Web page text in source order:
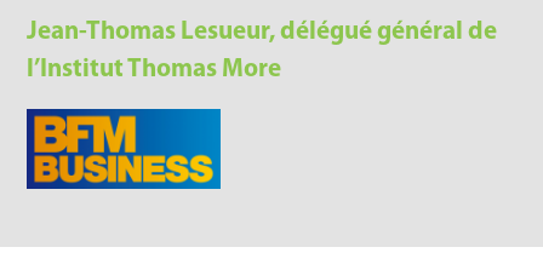
Jean-Thomas Lesueur, délégué général de
l’Institut Thomas More